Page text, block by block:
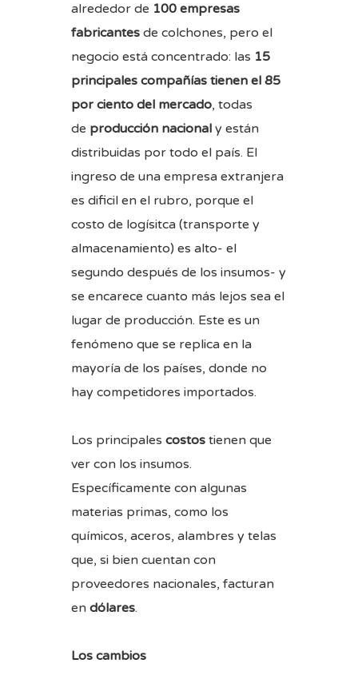
alrededor de 100 empresas
fabricantes de colchones, pero el
negocio está concentrado: las 15
principales compañías tienen el 85
por ciento del mercado, todas
de producción nacional y están
distribuidas por todo el país. El
ingreso de una empresa extranjera
es dificil en el rubro, porque el
costo de logísitca (transporte y
almacenamiento) es alto- el
segundo después de los insumos- y
se encarece cuanto más lejos sea el
lugar de producción. Este es un
fenómeno que se replica en la
mayoría de los países, donde no
hay competidores importados.
Los principales costos tienen que
ver con los insumos.
Específicamente con algunas
materias primas, como los
químicos, aceros, alambres y telas
que, si bien cuentan con
proveedores nacionales, facturan
en dólares.
Los cambios